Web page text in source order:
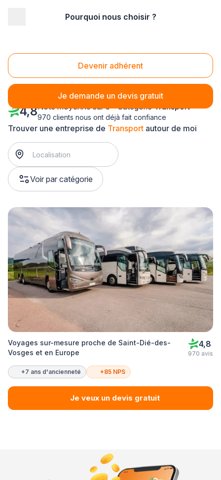
Pourquoi nous choisir ?
Devenir adhérent
Je demande un devis gratuit
Transport Vosges (88)
Trouver une entreprise de Transport autour de moi
Voir par catégorie
4,8Note moyenne sur 5 - CatégorieTransport
970 clients nous ont déjà fait confiance
Voyages sur-mesure proche de Saint-Dié-des-
Vosges et en Europe
4,8
970 avis
+7 ans d'ancienneté +85 NPS
Je veux un devis gratuit